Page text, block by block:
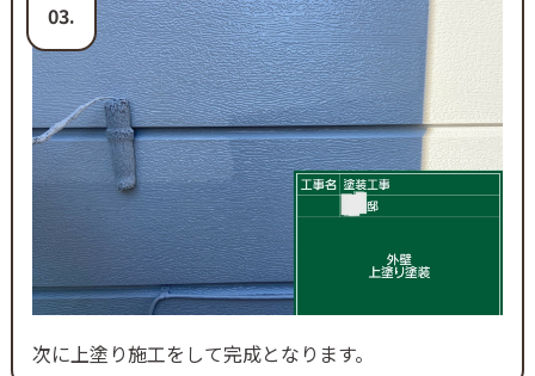
03.
次に上塗り施工をして完成となります。